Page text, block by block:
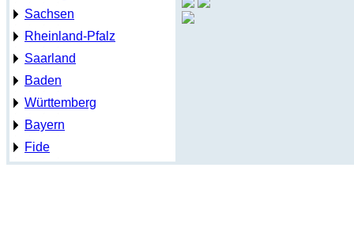
Sachsen
Rheinland-Pfalz
Saarland
Baden
Württemberg
Bayern
Fide